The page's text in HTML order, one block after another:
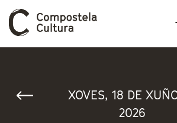
XOVES, 18 DE
2026